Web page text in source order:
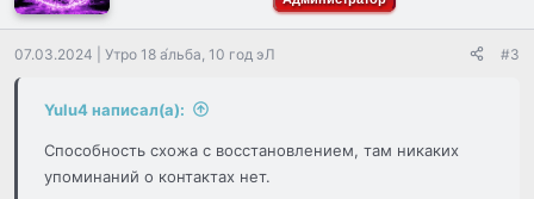
в
н
й
о
л
в
о
07.03.2024 Утро 18 а́льба, 10 год эЛ #3
Yulu4 написал(а):
Способность схожа с восстановлением, там никаких
упоминаний о контактах нет.